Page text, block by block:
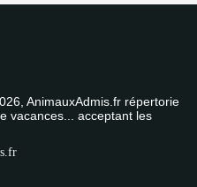
AnimauxAdmis.fr répertorie
vacances... acceptant les